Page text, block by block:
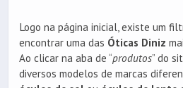
Logo na página inicial, existe um
encontrar uma das Óticas Diniz
Ao clicar na aba de “produtos” do
diversos modelos de marcas